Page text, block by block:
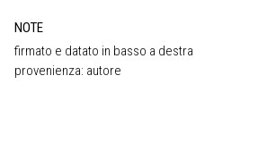
NOTE
firmato e datato in basso a destra
provenienza: autore